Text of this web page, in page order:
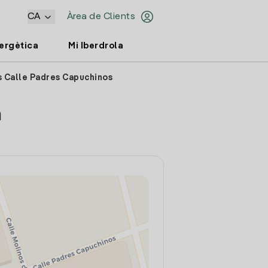
Àrea de Clients
CA
Mi Iberdrola
Padres Capuchinos